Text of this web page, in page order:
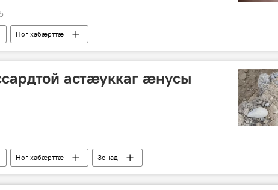
Ног хабӕрттӕ
астӕуккаг ӕнусы
Ног хабӕрттӕ Зонад